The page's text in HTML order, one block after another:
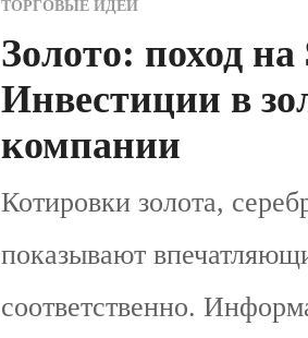
ТОРГОВЫЕ ИДЕИ
Золото: поход
Инвестиции в
компании
Котировки золота,
показывают
соответственно.